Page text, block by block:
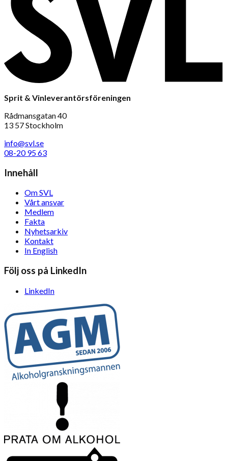
Sprit & Vinleverantörsföreningen
Rådmansgatan 40
13 57 Stockholm
info@svl.se
08-20 95 63
Innehåll
Om SVL
Vårt ansvar
Medlem
Fakta
Nyhetsarkiv
Kontakt
In English
Följ oss på LinkedIn
LinkedIn